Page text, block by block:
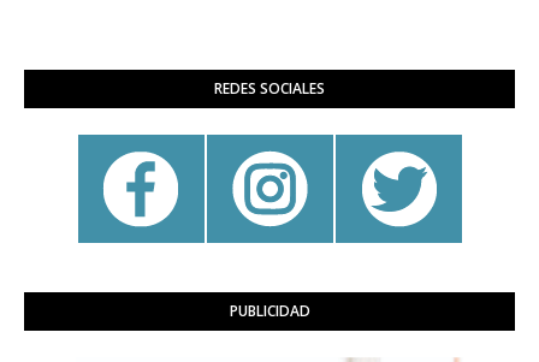
REDES SOCIALES
PUBLICIDAD